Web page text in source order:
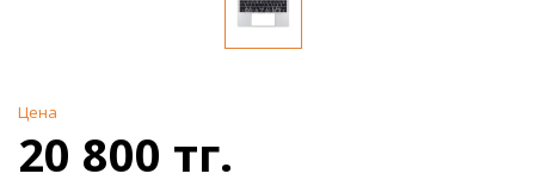
Цена
20 800 тг.